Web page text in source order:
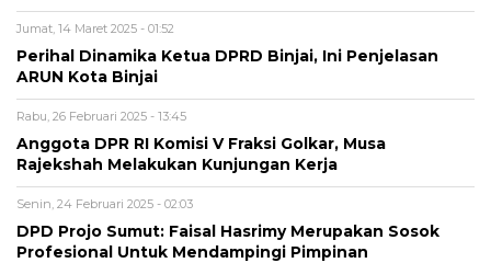
Jumat, 14 Maret 2025 - 01:52
Perihal Dinamika Ketua DPRD Binjai, Ini Penjelasan
ARUN Kota Binjai
Rabu, 26 Februari 2025 - 13:45
Anggota DPR RI Komisi V Fraksi Golkar, Musa
Rajekshah Melakukan Kunjungan Kerja
Senin, 24 Februari 2025 - 02:03
DPD Projo Sumut: Faisal Hasrimy Merupakan Sosok
Profesional Untuk Mendampingi Pimpinan